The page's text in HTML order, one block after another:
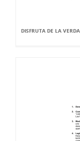
DISFRUTA DE LA